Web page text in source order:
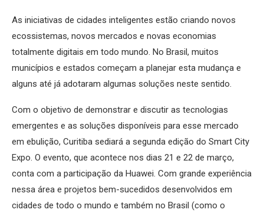
As iniciativas de cidades inteligentes estão criando novos
ecossistemas, novos mercados e novas economias
totalmente digitais em todo mundo. No Brasil, muitos
municípios e estados começam a planejar esta mudança e
alguns até já adotaram algumas soluções neste sentido.
Com o objetivo de demonstrar e discutir as tecnologias
emergentes e as soluções disponíveis para esse mercado
em ebulição, Curitiba sediará a segunda edição do Smart City
Expo. O evento, que acontece nos dias 21 e 22 de março,
conta com a participação da Huawei. Com grande experiência
nessa área e projetos bem-sucedidos desenvolvidos em
cidades de todo o mundo e também no Brasil (como o